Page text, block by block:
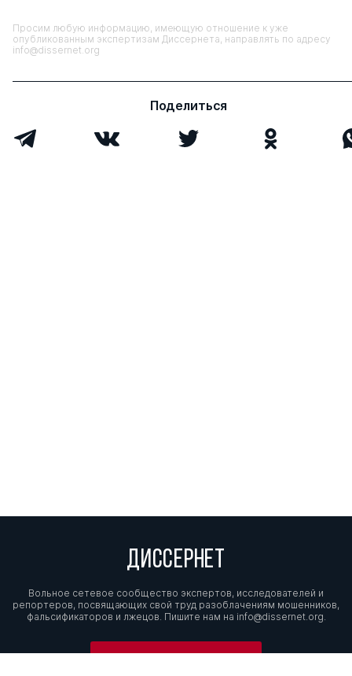
Просим любую информацию, имеющую отношение к уже
опубликованным экспертизам Диссернета, направлять по адресу
info@dissernet.org
Поделиться
ДИССЕРНЕТ
Вольное сетевое сообщество экспертов, исследователей и
репортеров, посвящающих свой труд разоблачениям мошенников,
фальсификаторов и лжецов. Пишите нам на info@dissernet.org.